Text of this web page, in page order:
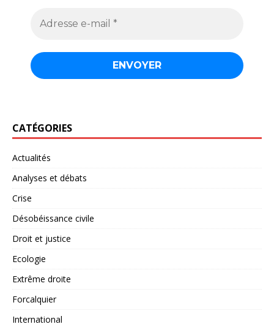
CATÉGORIES
Actualités
Analyses et débats
Crise
Désobéissance civile
Droit et justice
Ecologie
Extrême droite
Forcalquier
International